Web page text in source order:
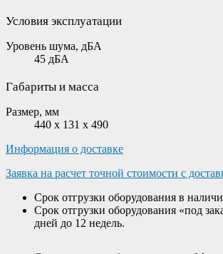
Условия эксплуатации
Уровень шума, дБА
45 дБА
Габариты и масса
Размер, мм
440 x 131 x 490
Информация о доставке
Заявка на расчет точной стоимости с
Срок отгрузки оборудования в
Срок отгрузки оборудования «под
дней до 12 недель.